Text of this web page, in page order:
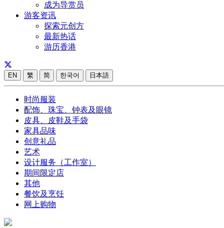
成为导赏员
游客资讯
探索元创方
最新热话
游历香港
EN 繁 简 한국어 日本語
时尚服装
配饰、珠宝、钟表及眼镜
皮具、皮鞋及手袋
家具品味
创意礼品
艺术
设计服务（工作室）
期间限定店
其他
餐饮及烹饪
网上购物